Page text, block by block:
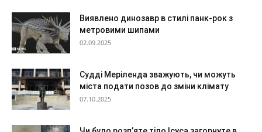
Виявлено динозавр в стилі панк-рок з
метровими шипами
02.09.2025
Судді Меріленда зважують, чи можуть
міста подати позов до зміни клімату
07.10.2025